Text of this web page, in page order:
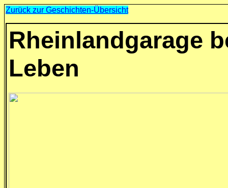
Zurück zur Geschichten-Übersicht
Rheinlandgarage
Leben